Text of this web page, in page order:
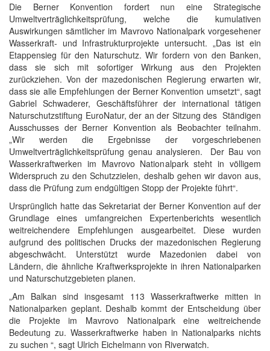
Die Berner Konvention fordert nun eine Strategische
Umweltverträglichkeitsprüfung, welche die kumulativen
Auswirkungen sämtlicher im Mavrovo Nationalpark vorgesehener
Wasserkraft- und Infrastrukturprojekte untersucht. „Das ist ein
Etappensieg für den Naturschutz. Wir fordern von den Banken,
dass sie sich mit sofortiger Wirkung aus den Projekten
zurückziehen. Von der mazedonischen Regierung erwarten wir,
dass sie alle Empfehlungen der Berner Konvention umsetzt“, sagt
Gabriel Schwaderer, Geschäftsführer der international tätigen
Naturschutzstiftung EuroNatur, der an der Sitzung des Ständigen
Ausschusses der Berner Konvention als Beobachter teilnahm.
„Wir werden die Ergebnisse der vorgeschriebenen
Umweltverträglichkeitsprüfung genau analysieren. Der Bau von
Wasserkraftwerken im Mavrovo Nationalpark steht in völligem
Widerspruch zu den Schutzzielen, deshalb gehen wir davon aus,
dass die Prüfung zum endgültigen Stopp der Projekte führt“.
Ursprünglich hatte das Sekretariat der Berner Konvention auf der
Grundlage eines umfangreichen Expertenberichts wesentlich
weitreichendere Empfehlungen ausgearbeitet. Diese wurden
aufgrund des politischen Drucks der mazedonischen Regierung
abgeschwächt. Unterstützt wurde Mazedonien dabei von
Ländern, die ähnliche Kraftwerksprojekte in ihren Nationalparken
und Naturschutzgebieten planen.
„Am Balkan sind insgesamt 113 Wasserkraftwerke mitten in
Nationalparken geplant. Deshalb kommt der Entscheidung über
die Projekte im Mavrovo Nationalpark eine weitreichende
Bedeutung zu. Wasserkraftwerke haben in Nationalparks nichts
zu suchen “, sagt Ulrich Eichelmann von Riverwatch.